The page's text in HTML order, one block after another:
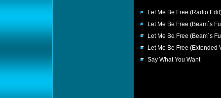
Let Me Be Free (Radio
Let Me Be Free (Beam`s
Let Me Be Free (Beam`s
Let Me Be Free (Extended
Say What You Want